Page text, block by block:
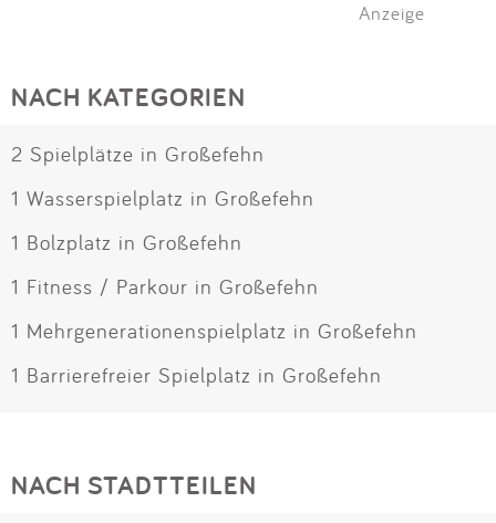
Anzeige
NACH KATEGORIEN
2 Spielplätze in Großefehn
1 Wasserspielplatz in Großefehn
1 Bolzplatz in Großefehn
1 Fitness / Parkour in Großefehn
1 Mehrgenerationenspielplatz in Großefehn
1 Barrierefreier Spielplatz in Großefehn
NACH STADTTEILEN